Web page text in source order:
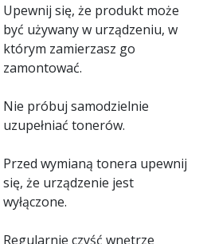
Upewnij się, że produkt może
być używany w urządzeniu, w
którym zamierzasz go
zamontować.
Nie próbuj samodzielnie
uzupełniać tonerów.
Przed wymianą tonera upewnij
się, że urządzenie jest
wyłączone.
Regularnie czyść wnętrze